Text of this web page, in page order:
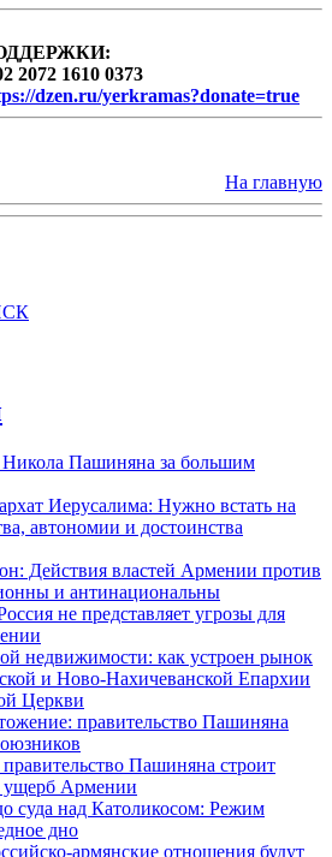
2072 1610 0373
dzen.ru/yerkramas?donate=true
На главную
Никола Пашиняна за большим
Иерусалима: Нужно встать на
автономии и достоинства
Действия властей Армении против
и антинациональны
не представляет угрозы для
недвижимости: как устроен рынок
и Ново-Нахичеванской Епархии
Церкви
правительство Пашиняна
Пашиняна строит
ущерб Армении
суда над Католикосом: Режим
дно
армянские отношения будут